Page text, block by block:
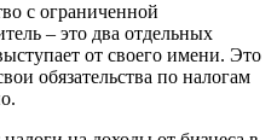
с ограниченной
– это два отдельных
от своего имени. Это
обязательства по налогам